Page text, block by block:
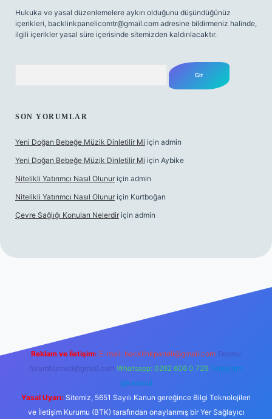
Hukuka ve yasal düzenlemelere aykırı olduğunu düşündüğünüz
içerikleri, backlinkpanelicomtr@gmail.com adresine bildirmeniz halinde,
ilgili içerikler yasal süre içerisinde sitemizden kaldırılacaktır.
SON YORUMLAR
Yeni Doğan Bebeğe Müzik Dinletilir Mi için admin
Yeni Doğan Bebeğe Müzik Dinletilir Mi için Aybike
Nitelikli Yatırımcı Nasıl Olunur için admin
Nitelikli Yatırımcı Nasıl Olunur için Kurtboğan
Çevre Sağlığı Konuları Nelerdir için admin
Reklam ve İletişim: E-mail: backlinkpaneli@gmail.com Teams:
forumhizmeti@gmail.com Whatsapp: 0262 606 0 726 Telegram:
@karabul
Yasal Uyarı: Sitemiz, 5651 Sayılı Kanun gereğince Bilgi Teknolojileri
ve İletişim Kurumu (BTK) tarafından onaylanmış bir Yer Sağlayıcı